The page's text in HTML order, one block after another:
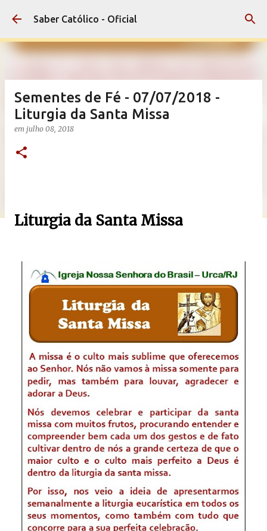
Pular para o conteúdo principal
Saber Católico - Oficial
Sementes de Fé - 07/07/2018 -
Liturgia da Santa Missa
em julho 08, 2018
Liturgia da Santa Missa